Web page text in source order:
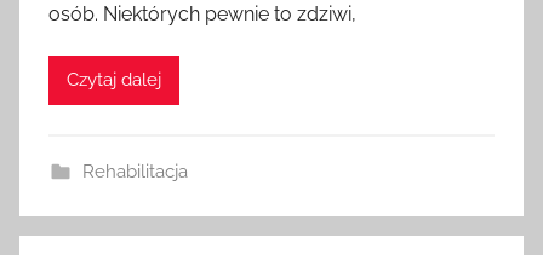
osób. Niektórych pewnie to zdziwi,
Czytaj dalej
Rehabilitacja